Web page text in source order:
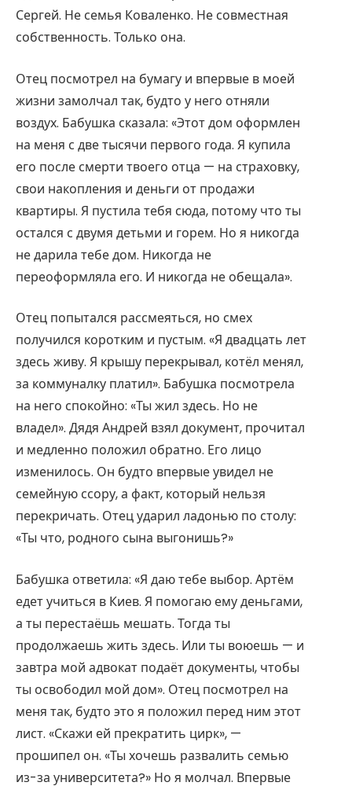
Сергей. Не семья Коваленко. Не совместная
собственность. Только она.
Отец посмотрел на бумагу и впервые в моей
жизни замолчал так, будто у него отняли
воздух. Бабушка сказала: «Этот дом оформлен
на меня с две тысячи первого года. Я купила
его после смерти твоего отца — на страховку,
свои накопления и деньги от продажи
квартиры. Я пустила тебя сюда, потому что ты
остался с двумя детьми и горем. Но я никогда
не дарила тебе дом. Никогда не
переоформляла его. И никогда не обещала».
Отец попытался рассмеяться, но смех
получился коротким и пустым. «Я двадцать лет
здесь живу. Я крышу перекрывал, котёл менял,
за коммуналку платил». Бабушка посмотрела
на него спокойно: «Ты жил здесь. Но не
владел». Дядя Андрей взял документ, прочитал
и медленно положил обратно. Его лицо
изменилось. Он будто впервые увидел не
семейную ссору, а факт, который нельзя
перекричать. Отец ударил ладонью по столу:
«Ты что, родного сына выгонишь?»
Бабушка ответила: «Я даю тебе выбор. Артём
едет учиться в Киев. Я помогаю ему деньгами,
а ты перестаёшь мешать. Тогда ты
продолжаешь жить здесь. Или ты воюешь — и
завтра мой адвокат подаёт документы, чтобы
ты освободил мой дом». Отец посмотрел на
меня так, будто это я положил перед ним этот
лист. «Скажи ей прекратить цирк», —
прошипел он. «Ты хочешь развалить семью
из-за университета?» Но я молчал. Впервые